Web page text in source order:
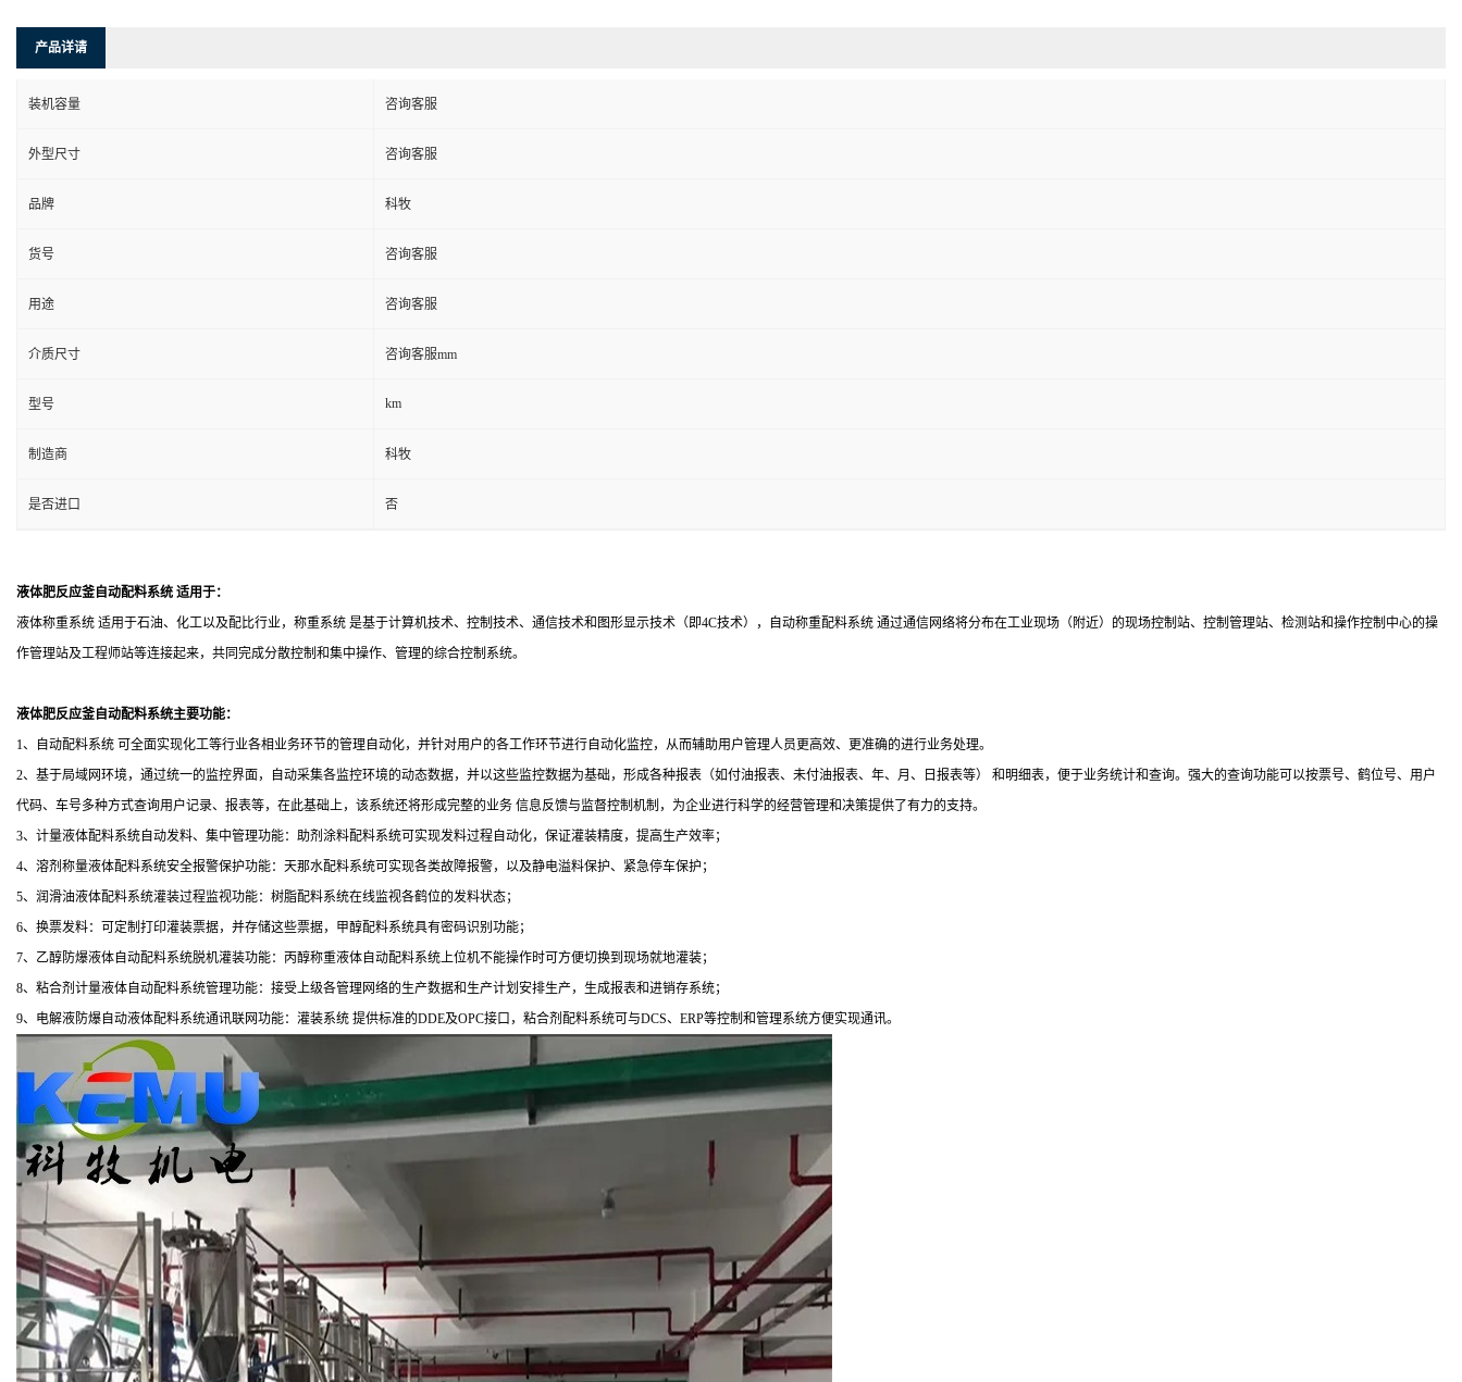
产品详请
装机容量 咨询客服
外型尺寸 咨询客服
品牌 科牧
货号 咨询客服
用途 咨询客服
介质尺寸 咨询客服mm
型号 km
制造商 科牧
是否进口 否
液体肥反应釜自动配料系统 适用于：
液体称重系统 适用于石油、化工以及配比行业，称重系统 是基于计算机技术、控制技术、通信技术和图形显示技术（即4C技术），自动称重配料系统 通过通信网络将分布在工业现场（附近）的现场控制站、控制管理站、检测站和操作控制中心的操
作管理站及工程师站等连接起来，共同完成分散控制和集中操作、管理的综合控制系统。
液体肥反应釜自动配料系统主要功能：
1、自动配料系统 可全面实现化工等行业各相业务环节的管理自动化，并针对用户的各工作环节进行自动化监控，从而辅助用户管理人员更高效、更准确的进行业务处理。
2、基于局域网环境，通过统一的监控界面，自动采集各监控环境的动态数据，并以这些监控数据为基础，形成各种报表（如付油报表、未付油报表、年、月、日报表等） 和明细表，便于业务统计和查询。强大的查询功能可以按票号、鹤位号、用户
代码、车号多种方式查询用户记录、报表等，在此基础上，该系统还将形成完整的业务 信息反馈与监督控制机制，为企业进行科学的经营管理和决策提供了有力的支持。
3、计量液体配料系统自动发料、集中管理功能：助剂涂料配料系统可实现发料过程自动化，保证灌装精度，提高生产效率；
4、溶剂称量液体配料系统安全报警保护功能：天那水配料系统可实现各类故障报警，以及静电溢料保护、紧急停车保护；
5、润滑油液体配料系统灌装过程监视功能：树脂配料系统在线监视各鹤位的发料状态；
6、换票发料：可定制打印灌装票据，并存储这些票据，甲醇配料系统具有密码识别功能；
7、乙醇防爆液体自动配料系统脱机灌装功能：丙醇称重液体自动配料系统上位机不能操作时可方便切换到现场就地灌装；
8、粘合剂计量液体自动配料系统管理功能：接受上级各管理网络的生产数据和生产计划安排生产，生成报表和进销存系统；
9、电解液防爆自动液体配料系统通讯联网功能：灌装系统 提供标准的DDE及OPC接口，粘合剂配料系统可与DCS、ERP等控制和管理系统方便实现通讯。